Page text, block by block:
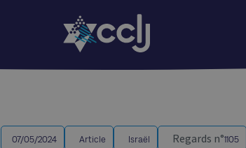
07/05/2024 Article Israël Regards n°1105